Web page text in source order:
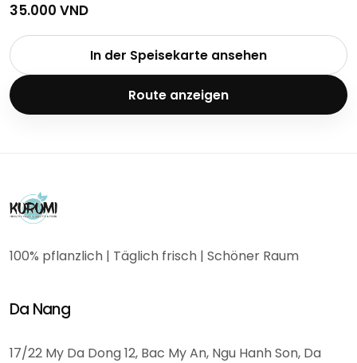
35.000 VND
In der Speisekarte ansehen
Route anzeigen
100% pflanzlich | Täglich frisch | Schöner Raum
Da Nang
17/22 My Da Dong 12, Bac My An, Ngu Hanh Son, Da